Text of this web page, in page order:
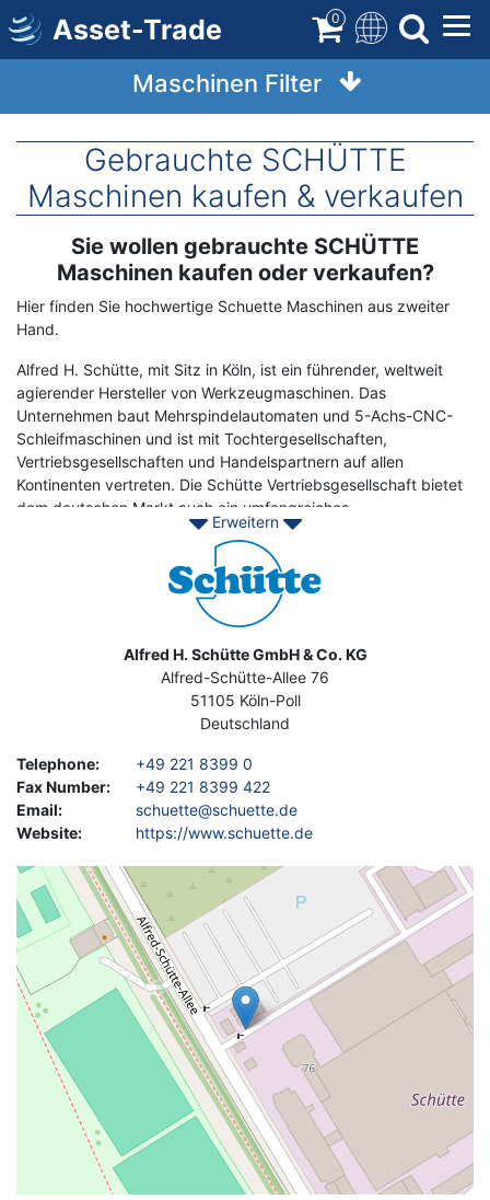
Direkt
zum
Inhalt
Asset-Trade 0
Maschinen Filter
Gebrauchte SCHÜTTE
Maschinen kaufen & verkaufen
Description
Sie wollen gebrauchte SCHÜTTE
Maschinen kaufen oder verkaufen?
Hier finden Sie hochwertige Schuette Maschinen aus zweiter
Hand.
Alfred H. Schütte, mit Sitz in Köln, ist ein führender, weltweit
agierender Hersteller von Werkzeugmaschinen. Das
Unternehmen baut Mehrspindelautomaten und 5-Achs-CNC-
Schleifmaschinen und ist mit Tochtergesellschaften,
Vertriebsgesellschaften und Handelspartnern auf allen
Kontinenten vertreten. Die Schütte Vertriebsgesellschaft bietet
dem deutschen Markt auch ein umfangreiches
Handelsprogramm ausländischer Werkzeugmaschinenhersteller
Kontaktieren Sie Asset-Trade noch heute, um Ihre gebrauchten
Schütte Maschinen zu finden
Erweitern
Alfred H. Schütte GmbH & Co. KG
Alfred-Schütte-Allee 76
51105 Köln-Poll
Deutschland
Telephone:
+49 221 8399 0
Fax Number:
+49 221 8399 422
Email:
schuette@schuette.de
Website: https://www.schuette.de
Geolocation